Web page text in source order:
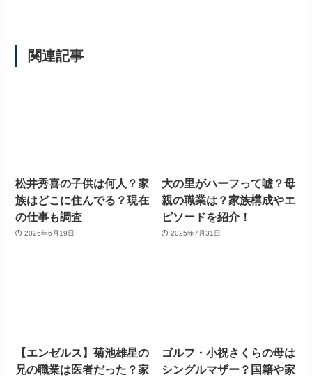
関連記事
松井秀喜の子供は何人？家
族はどこに住んでる？現在
の仕事も調査
2026年6月19日
大の里がハーフって嘘？母
親の職業は？家族構成やエ
ピソードを紹介！
2025年7月31日
【エンゼルス】菊池雄星の
兄の職業は医者だった？家
ゴルフ・小祝さくらの母は
シングルマザー？国籍や家